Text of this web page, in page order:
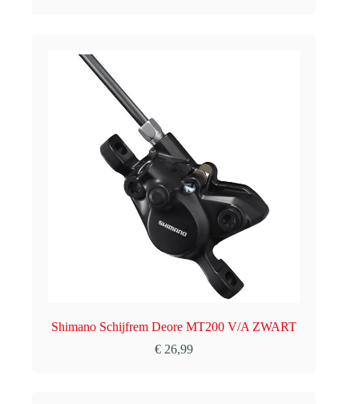
Shimano Schijfrem Deore MT200 V/A ZWART
€ 26,99